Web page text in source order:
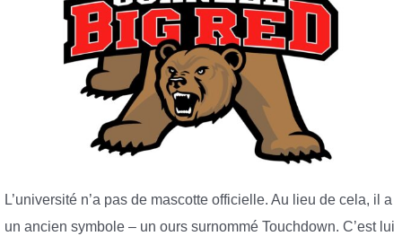
L’université n’a pas de mascotte officielle. Au lieu de cela, il a
un ancien symbole – un ours surnommé Touchdown. C’est lui